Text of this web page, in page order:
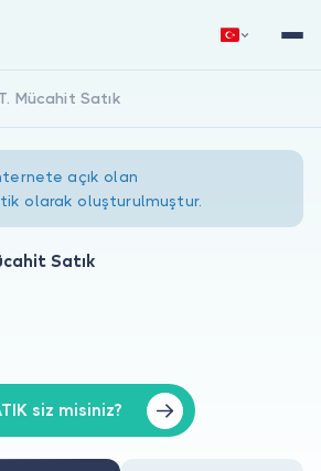
Mücahit Satık
açık olan
olarak oluşturulmuştur.
Satık
siz misiniz?